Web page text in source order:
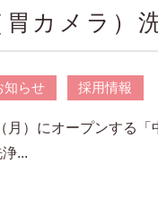
胃カメラ）
知らせ 採用情報
月）にオープンする
...